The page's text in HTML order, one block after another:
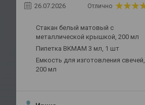
26.07.2026 Отлично
Стакан белый матовый с
металлической крышкой, 200 мл
Пипетка BKMAM 3 мл, 1 шт
Емкость для изготовления свечей,
200 мл